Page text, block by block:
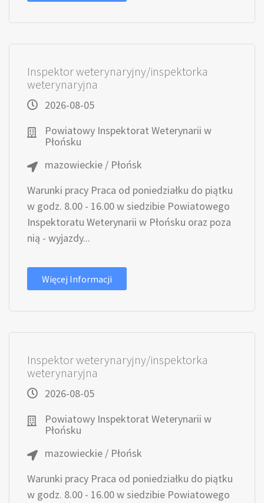
Inspektor weterynaryjny/inspektorka
weterynaryjna
2026-08-05
Powiatowy Inspektorat Weterynarii w
Płońsku
mazowieckie / Płońsk
Warunki pracy Praca od poniedziałku do piątku
w godz. 8.00 - 16.00 w siedzibie Powiatowego
Inspektoratu Weterynarii w Płońsku oraz poza
nią - wyjazdy...
Więcej Informacji
Inspektor weterynaryjny/inspektorka
weterynaryjna
2026-08-05
Powiatowy Inspektorat Weterynarii w
Płońsku
mazowieckie / Płońsk
Warunki pracy Praca od poniedziałku do piątku
w godz. 8.00 - 16.00 w siedzibie Powiatowego